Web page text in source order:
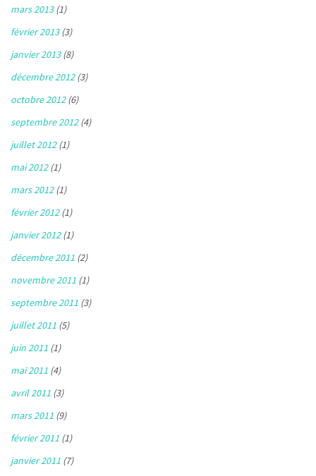
mars 2013(1)
février 2013(3)
janvier 2013(8)
décembre 2012(3)
octobre 2012(6)
septembre 2012(4)
juillet 2012(1)
mai 2012(1)
mars 2012(1)
février 2012(1)
janvier 2012(1)
décembre 2011 (2)
novembre 2011 (1)
septembre 2011 (3)
juillet 2011 (5)
juin 2011 (1)
mai 2011 (4)
avril 2011 (3)
mars 2011 (9)
février 2011 (1)
janvier 2011 (7)